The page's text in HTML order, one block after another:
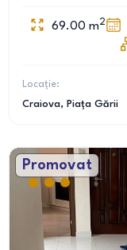
69.00 m2
Locație:
Craiova, Piața Gării
Promovat